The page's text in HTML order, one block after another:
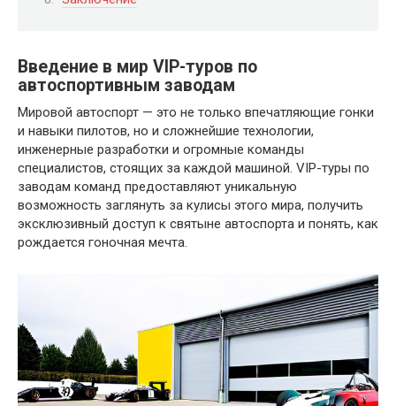
Введение в мир VIP-туров по
автоспортивным заводам
Мировой автоспорт — это не только впечатляющие гонки
и навыки пилотов, но и сложнейшие технологии,
инженерные разработки и огромные команды
специалистов, стоящих за каждой машиной. VIP-туры по
заводам команд предоставляют уникальную
возможность заглянуть за кулисы этого мира, получить
эксклюзивный доступ к святыне автоспорта и понять, как
рождается гоночная мечта.